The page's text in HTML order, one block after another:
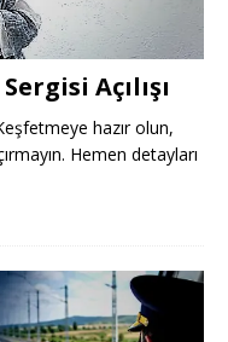
Açılışı
hazır olun,
Hemen detayları